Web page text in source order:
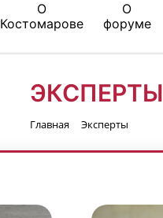
О
Костомарове
О
форуме
ЭКСПЕРТЫ
Главная Эксперты